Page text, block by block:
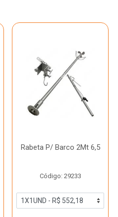
Rabeta P/ Barco 2Mt 6,5
Código: 29233